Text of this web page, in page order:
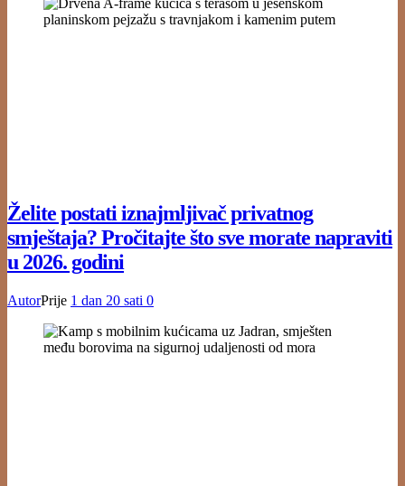
Želite postati iznajmljivač privatnog
smještaja? Pročitajte što sve morate napraviti
u 2026. godini
AutorPrije 1 dan 20 sati 0